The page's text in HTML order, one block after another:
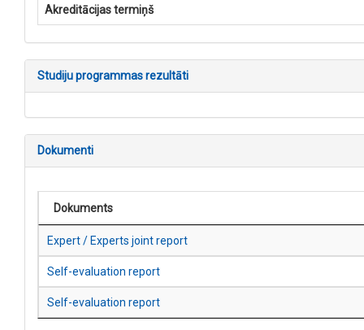
Akreditācijas termiņš
Studiju programmas rezultāti
Dokumenti
Dokuments
Expert / Experts joint report
Self-evaluation report
Self-evaluation report